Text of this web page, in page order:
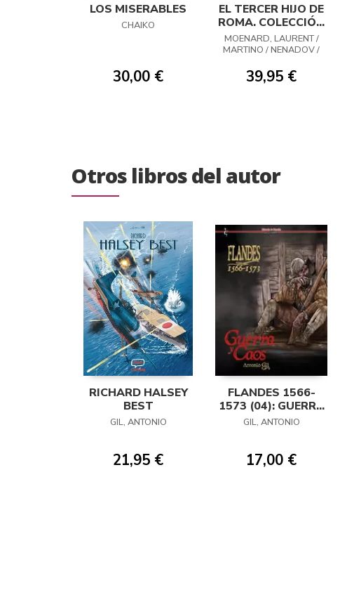
LOS MISERABLES
CHAIKO
30,00 €
EL TERCER HIJO DE
ROMA. COLECCIÓN
COMPLETA
MOENARD, LAURENT /
MARTINO / NENADOV /
39,95 €
Otros libros del autor
RICHARD HALSEY
BEST
GIL, ANTONIO
21,95 €
FLANDES 1566-
1573 (04): GUERRA
Y CAOS
GIL, ANTONIO
17,00 €